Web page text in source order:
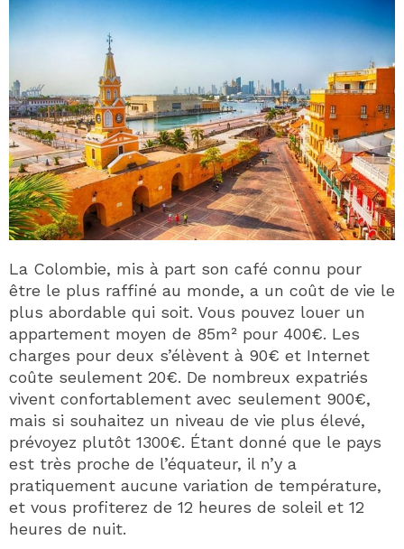
La Colombie, mis à part son café connu pour
être le plus raffiné au monde, a un coût de vie le
plus abordable qui soit. Vous pouvez louer un
appartement moyen de 85m² pour 400€. Les
charges pour deux s’élèvent à 90€ et Internet
coûte seulement 20€. De nombreux expatriés
vivent confortablement avec seulement 900€,
mais si souhaitez un niveau de vie plus élevé,
prévoyez plutôt 1300€. Étant donné que le pays
est très proche de l’équateur, il n’y a
pratiquement aucune variation de température,
et vous profiterez de 12 heures de soleil et 12
heures de nuit.